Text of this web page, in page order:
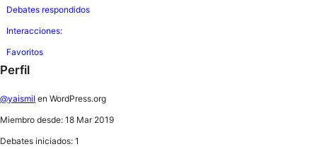
Debates respondidos
Interacciones:
Favoritos
Perfil
@yaismil en WordPress.org
Miembro desde: 18 Mar 2019
Debates iniciados: 1